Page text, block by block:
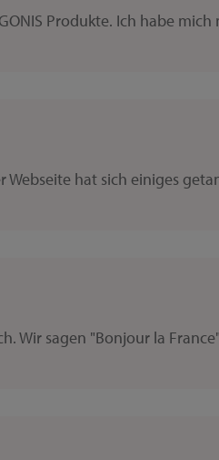
Produkte. Ich habe
Webseite hat sich einiges
Wir sagen "Bonjour la